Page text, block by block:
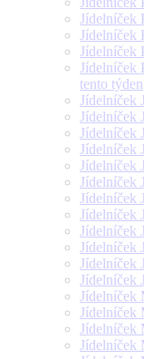
Jídelníček
Jídelníček
Jídelníček
Jídelníček
tento týden
Jídelníček
Jídelníček
Jídelníček
Jídelníček
Jídelníček
Jídelníček
Jídelníček
Jídelníček
Jídelníček
Jídelníček
Jídelníček
Jídelníček
Jídelníček
Jídelníček
Jídelníček
Jídelníček